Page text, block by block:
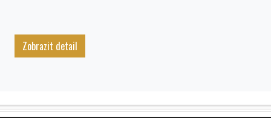
Zobrazit detail